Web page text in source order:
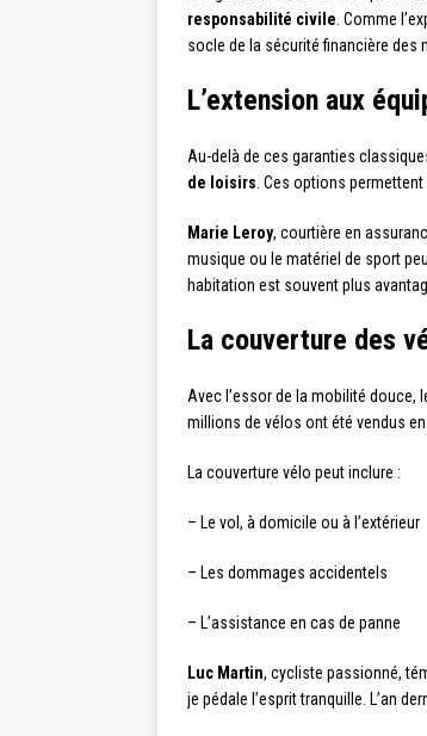
responsabilité civile . Comme
socle de la sécurité financière des
L’extension aux
Au-delà de ces garanties
de loisirs . Ces options
Marie Leroy, courtière en
musique ou le matériel de sport
habitation est souvent plus
La couverture des
Avec l’essor de la mobilité douce,
millions de vélos ont été vendus
La couverture vélo peut inclure :
– Le vol, à domicile ou à l’extérieur
– Les dommages accidentels
– L’assistance en cas de panne
Luc Martin, cycliste passionné,
je pédale l’esprit tranquille. L’an